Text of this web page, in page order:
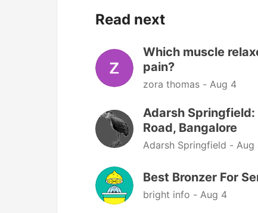
Read next
Which muscle
pain?
zora thomas - Aug 4
Adarsh
Road, Bangalore
Adarsh Springfield - Aug
Best Bronzer For
bright info - Aug 4